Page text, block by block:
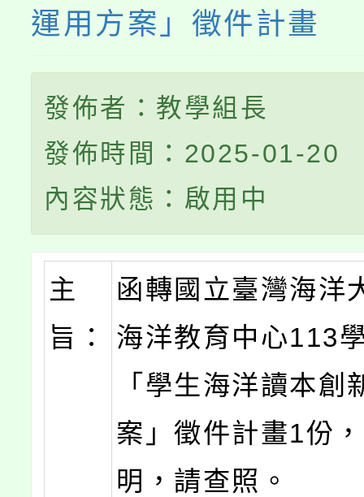
運用方案」徵件計畫
發佈者：教學組長
發佈時間：2025-01-20
內容狀態：啟用中
主
旨：
函轉國立臺灣海洋
海洋教育中心113
「學生海洋讀本創
案」徵件計畫1份
明，請查照。